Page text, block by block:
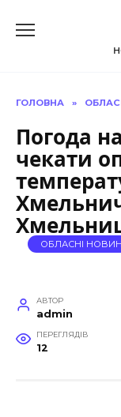
до
ГОЛОВНА »
Погода
чекати
ОБЛАСНІ
АВТОР
admin
ПЕРЕГЛЯДІВ
12